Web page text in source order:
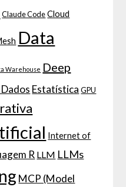
Claude Code Cloud
Data
Warehouse Deep
Estatística GPU
Internet of
R LLM LLMs
MCP (Model